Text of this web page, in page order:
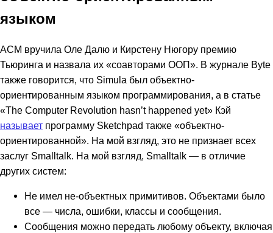
языком
ACM вручила Оле Далю и Кирстену Нюгору премию
Тьюринга и назвала их «соавторами ООП». В журнале Byte
также говорится, что Simula был объектно-
ориентированным языком программирования, а в статье
«The Computer Revolution hasn’t happened yet» Кэй
называет программу Sketchpad также «объектно-
ориентированной». На мой взгляд, это не признает всех
заслуг Smalltalk. На мой взгляд, Smalltalk — в отличие
других систем:
Не имел не-объектных примитивов. Объектами было
все — числа, ошибки, классы и сообщения.
Сообщения можно передать любому объекту, включая